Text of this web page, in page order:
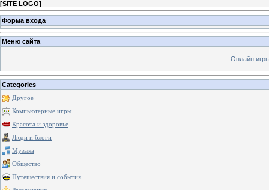
[SITE LOGO]
Форма входа
Меню сайта
Онлайн
Categories
Другое
Компьютерные игры
Красота и здоровье
Люди и блоги
Музыка
Общество
Путешествия и события